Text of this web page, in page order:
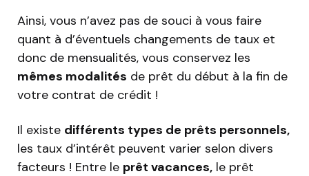
Ainsi, vous n’avez pas de souci à vous faire
quant à d’éventuels changements de taux et
donc de mensualités, vous conservez les
mêmes modalités de prêt du début à la fin de
votre contrat de crédit !
Il existe différents types de prêts personnels,
les taux d’intérêt peuvent varier selon divers
facteurs ! Entre le prêt vacances, le prêt